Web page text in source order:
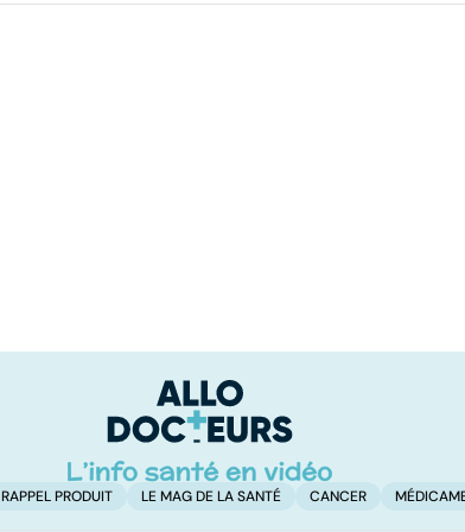
RAPPEL PRODUIT LE MAG DE LA SANTÉ CANCER